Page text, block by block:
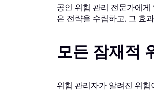
공인 위험 관리 전문가에
은 전략을 수립하고, 그 효
모든 잠재적
위험 관리자가 알려진 위